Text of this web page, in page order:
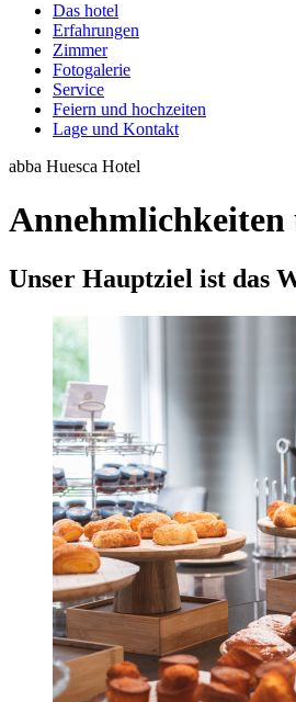
Das hotel
Erfahrungen
Zimmer
Fotogalerie
Service
Feiern und hochzeiten
Lage und Kontakt
abba Huesca Hotel
Unser Hauptziel ist das